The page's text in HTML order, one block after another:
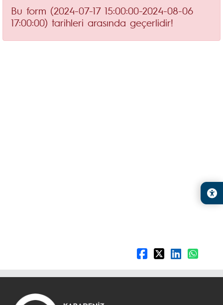
Bu form (2024-07-17 15:00:00-2024-08-06
17:00:00) tarihleri arasında geçerlidir!